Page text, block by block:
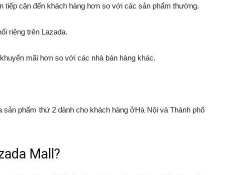
tiếp cận đến khách hàng hơn so với các sản phẩm thường.
riêng trên Lazada.
mãi hơn so với các nhà bán hàng khác.
phẩm thứ 2 dành cho khách hàng ởHà Nội và Thành phố
Mall?